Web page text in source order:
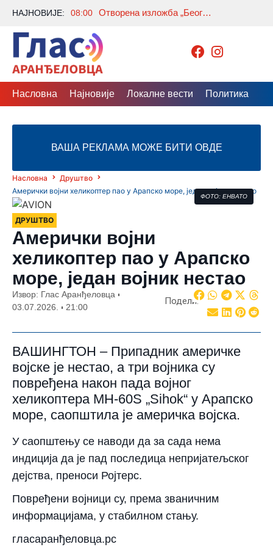
НАЈНОВИЈЕ: 08:00 Отворена изложба „Београдски лавиринт“ аутора Зорана Гребенаровића
Насловна Најновије Локалне вести Политика
ВАША РЕКЛАМА МОЖЕ БИТИ ОВДЕ
Насловна
Друштво
Амерички војни хеликоптер пао у Арапско море, један војник нестао
ФОТО: ЕНВАТО
ДРУШТВО
Амерички војни
хеликоптер пао у Арапско
море, један војник нестао
Извор: Глас Аранђеловца
03.07.2026.
21:00
Подели:
ВАШИНГТОН – Припадник америчке
војске је нестао, а три војника су
повређена након пада војног
хеликоптера MH-60S „Sihok“ у Арапско
море, саопштила је америчка војска.
У саопштењу се наводи да за сада нема
индиција да је пад последица непријатељског
дејства, преноси Ројтерс.
Повређени војници су, према званичним
информацијама, у стабилном стању.
гласаранђеловца.рс